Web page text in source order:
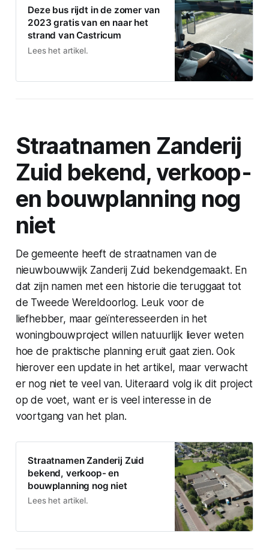
Deze bus rijdt in de zomer van
2023 gratis van en naar het
strand van Castricum
Lees het artikel.
Straatnamen Zanderij
Zuid bekend, verkoop-
en bouwplanning nog
niet
De gemeente heeft de straatnamen van de
nieuwbouwwijk Zanderij Zuid bekendgemaakt. En
dat zijn namen met een historie die teruggaat tot
de Tweede Wereldoorlog. Leuk voor de
liefhebber, maar geïnteresseerden in het
woningbouwproject willen natuurlijk liever weten
hoe de praktische planning eruit gaat zien. Ook
hierover een update in het artikel, maar verwacht
er nog niet te veel van. Uiteraard volg ik dit project
op de voet, want er is veel interesse in de
voortgang van het plan.
Straatnamen Zanderij Zuid
bekend, verkoop- en
bouwplanning nog niet
Lees het artikel.